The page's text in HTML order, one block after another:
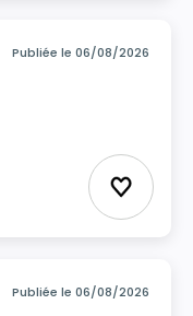
Publiée le 06/08/2026
Ajouter
Publiée le 06/08/2026